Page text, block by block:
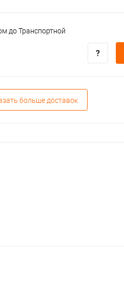
до Транспортной
больше доставок